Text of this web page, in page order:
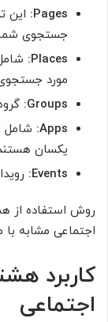
Pages: این
جستجوی شما
Places:
مورد
Groups:
Apps: شامل
یکسان
Events:
روش استفاده
اجتماعی مشابه
کاربرد
اجتماعی